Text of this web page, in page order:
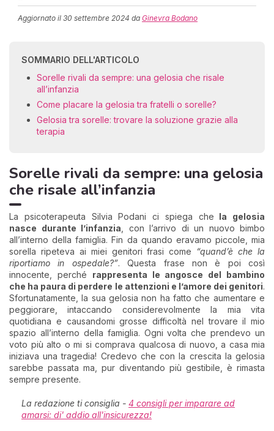
Aggiornato il 30 settembre 2024 da Ginevra Bodano
SOMMARIO DELL'ARTICOLO
Sorelle rivali da sempre: una gelosia che risale
all’infanzia
Come placare la gelosia tra fratelli o sorelle?
Gelosia tra sorelle: trovare la soluzione grazie alla
terapia
Sorelle rivali da sempre: una gelosia
che risale all’infanzia
La psicoterapeuta Silvia Podani ci spiega che la gelosia
nasce durante l’infanzia , con l’arrivo di un nuovo bimbo
all’interno della famiglia. Fin da quando eravamo piccole, mia
sorella ripeteva ai miei genitori frasi come “quand’è che la
riportiamo in ospedale?”. Questa frase non è poi così
innocente, perché rappresenta le angosce del bambino
che ha paura di perdere le attenzioni e l’amore dei genitori.
Sfortunatamente, la sua gelosia non ha fatto che aumentare e
peggiorare, intaccando considerevolmente la mia vita
quotidiana e causandomi grosse difficoltà nel trovare il mio
spazio all’interno della famiglia. Ogni volta che prendevo un
voto più alto o mi si comprava qualcosa di nuovo, a casa mia
iniziava una tragedia! Credevo che con la crescita la gelosia
sarebbe passata ma, pur diventando più gestibile, è rimasta
sempre presente.
La redazione ti consiglia - 4 consigli per imparare ad
amarsi: di' addio all'insicurezza!